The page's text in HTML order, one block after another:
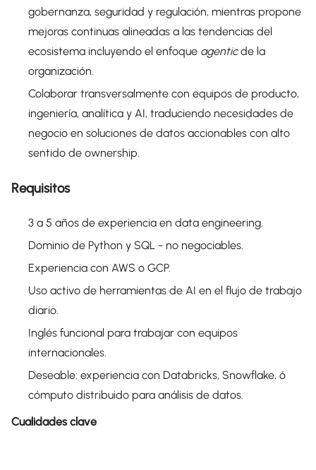
gobernanza, seguridad y regulación, mientras propone
mejoras continuas alineadas a las tendencias del
ecosistema incluyendo el enfoque agenticde la
organización.
Colaborar transversalmente con equipos de producto,
ingeniería, analítica y AI, traduciendo necesidades de
negocio en soluciones de datos accionables con alto
sentido de ownership.
Requisitos
3 a 5 años de experiencia en data engineering.
Dominio de Python y SQL - no negociables.
Experiencia con AWS o GCP.
Uso activo de herramientas de AI en el flujo de trabajo
diario.
Inglés funcional para trabajar con equipos
internacionales.
Deseable: experiencia con Databricks, Snowflake, ó
cómputo distribuido para análisis de datos.
Cualidades clave